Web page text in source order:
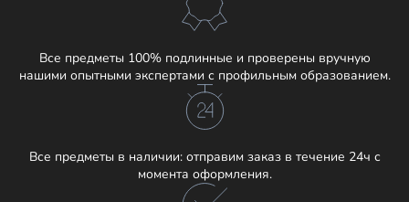
Все предметы 100% подлинные и проверены вручную
нашими опытными экспертами с профильным образованием.
Все предметы в наличии: отправим заказ в течение 24ч с
момента оформления.